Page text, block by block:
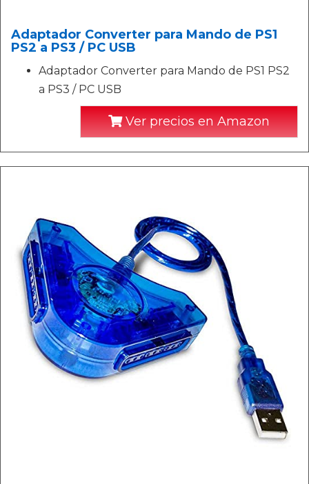
Adaptador Converter para Mando de PS1
PS2 a PS3 / PC USB
Adaptador Converter para Mando de PS1 PS2
a PS3 / PC USB
Ver precios en Amazon